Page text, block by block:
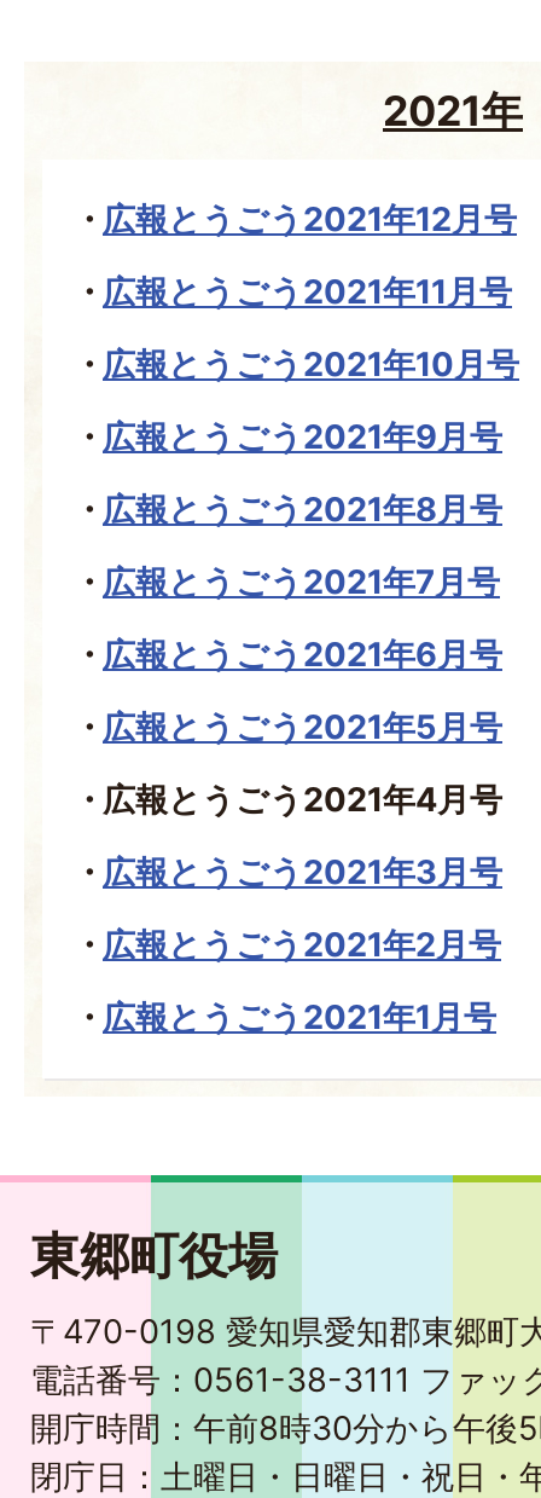
2021年
広報とうごう2021年12月号
広報とうごう2021年11月号
広報とうごう2021年10月号
広報とうごう2021年9月号
広報とうごう2021年8月号
広報とうごう2021年7月号
広報とうごう2021年6月号
広報とうごう2021年5月号
広報とうごう2021年4月号
広報とうごう2021年3月号
広報とうごう2021年2月号
広報とうごう2021年1月号
東郷町役場
〒470-0198 愛知県愛知郡東郷町
電話番号：0561-38-3111 ファ
開庁時間：午前8時30分から午後
閉庁日：土曜日・日曜日・祝日・